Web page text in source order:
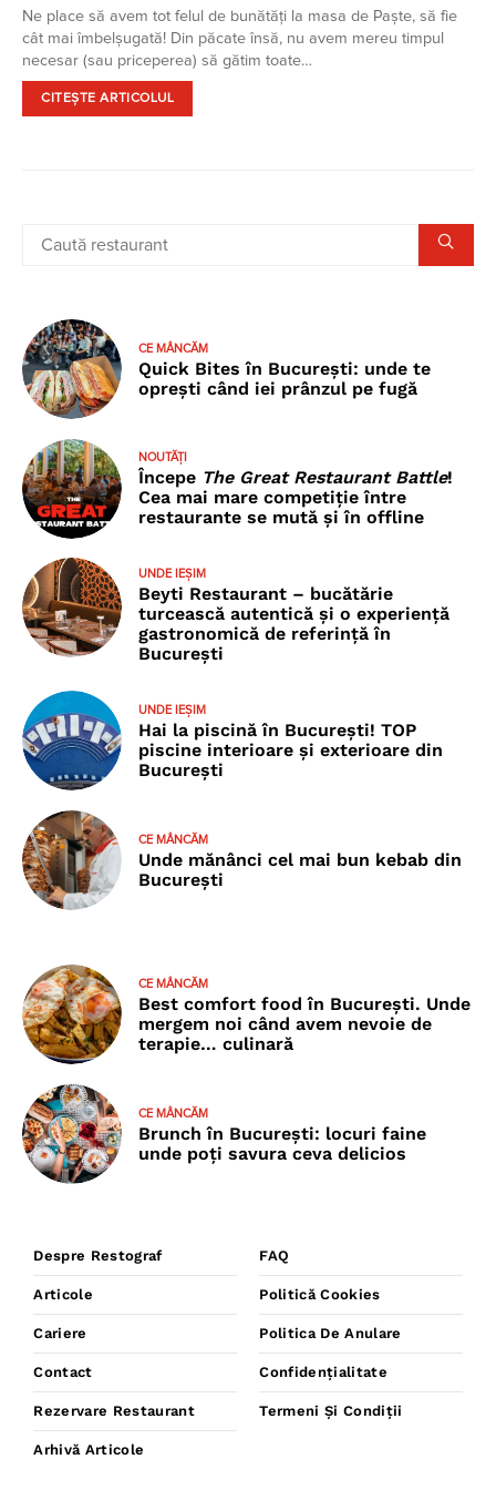
Ne place să avem tot felul de bunătăți la masa de Paște, să fie
cât mai îmbelșugată! Din păcate însă, nu avem mereu timpul
necesar (sau priceperea) să gătim toate…
CITEȘTE ARTICOLUL
CE MÂNCĂM
Quick Bites în București: unde te
oprești când iei prânzul pe fugă
NOUTĂȚI
Începe The Great Restaurant Battle!
Cea mai mare competiție între
restaurante se mută și în offline
UNDE IEȘIM
Beyti Restaurant – bucătărie
turcească autentică și o experiență
gastronomică de referință în
București
UNDE IEȘIM
Hai la piscină în București! TOP
piscine interioare și exterioare din
București
CE MÂNCĂM
Unde mănânci cel mai bun kebab din
București
CE MÂNCĂM
Best comfort food în București. Unde
mergem noi când avem nevoie de
terapie… culinară
CE MÂNCĂM
Brunch în București: locuri faine
unde poţi savura ceva delicios
Despre Restograf
Articole
Cariere
Contact
Rezervare Restaurant
Arhivă Articole
FAQ
Politică Cookies
Politica De Anulare
Confidențialitate
Termeni Și Condiții